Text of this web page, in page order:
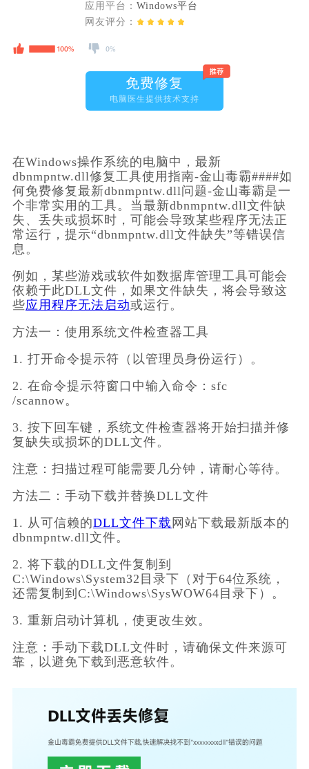
应用平台： Windows平台
网友评分：
免费修复
电脑医生提供技术支持
在Windows操作系统的电脑中，最新
dbnmpntw.dll修复工具使用指南-金山毒霸####如
何免费修复最新dbnmpntw.dll问题-金山毒霸是一
个非常实用的工具。当最新dbnmpntw.dll文件缺
失、丢失或损坏时，可能会导致某些程序无法正
常运行，提示“dbnmpntw.dll文件缺失”等错误信
息。
例如，某些游戏或软件如数据库管理工具可能会
依赖于此DLL文件，如果文件缺失，将会导致这
些应用程序无法启动或运行。
方法一：使用系统文件检查器工具
1. 打开命令提示符（以管理员身份运行）。
2. 在命令提示符窗口中输入命令：sfc
/scannow。
3. 按下回车键，系统文件检查器将开始扫描并修
复缺失或损坏的DLL文件。
注意：扫描过程可能需要几分钟，请耐心等待。
方法二：手动下载并替换DLL文件
1. 从可信赖的DLL文件下载 网站下载最新版本的
dbnmpntw.dll文件。
2. 将下载的DLL文件复制到
C:\Windows\System32目录下（对于64位系统，
还需复制到C:\Windows\SysWOW64目录下）。
3. 重新启动计算机，使更改生效。
注意：手动下载DLL文件时，请确保文件来源可
靠，以避免下载到恶意软件。